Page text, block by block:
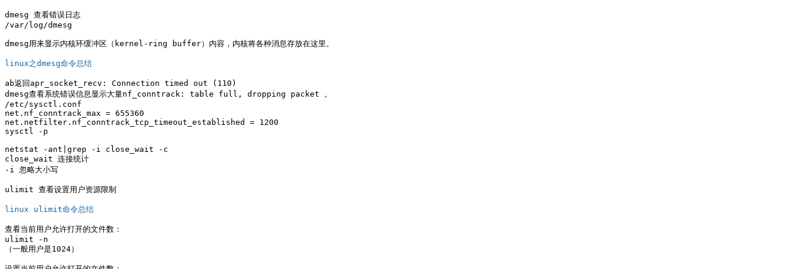
dmesg 查看错误日志
/var/log/dmesg
dmesg用来显示内核环缓冲区（kernel-ring buffer）内容，内核将各种消息存放在这里。
linux之dmesg命令总结
ab返回apr_socket_recv: Connection timed out (110)
dmesg查看系统错误信息显示大量nf_conntrack: table full, dropping packet 。
/etc/sysctl.conf
net.nf_conntrack_max = 655360
net.netfilter.nf_conntrack_tcp_timeout_established = 1200
sysctl -p
netstat -ant|grep -i close_wait -c
close_wait 连接统计
-i 忽略大小写
ulimit 查看设置用户资源限制
linux ulimit命令总结
查看当前用户允许打开的文件数：
ulimit -n
（一般用户是1024）